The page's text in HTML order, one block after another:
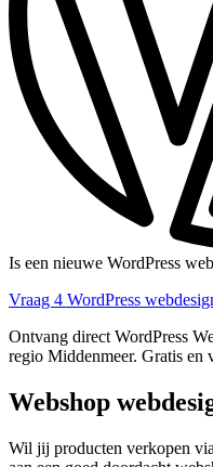
Is een nieuwe WordPress
Vraag 4 WordPress
Ontvang direct WordPress
regio Middenmeer. Gratis en
Webshop
Wil jij producten verkopen